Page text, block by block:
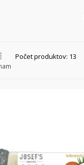
Počet produktov: 13